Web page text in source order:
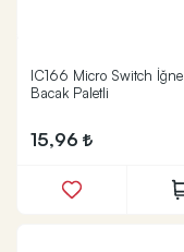
IC166 Micro Switch İğne
Bacak Paletli
15,96